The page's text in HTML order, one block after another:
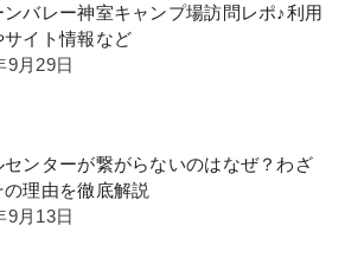
ンバレー神室キャンプ場訪問レポ♪利用
サイト情報など
9月29日
センターが繋がらないのはなぜ？わざ
の理由を徹底解説
9月13日